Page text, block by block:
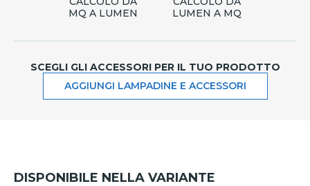
MQ A LUMEN
LUMEN A MQ
SCEGLI GLI ACCESSORI PER IL TUO PRODOTTO
AGGIUNGI LAMPADINE E ACCESSORI
DISPONIBILE NELLA VARIANTE